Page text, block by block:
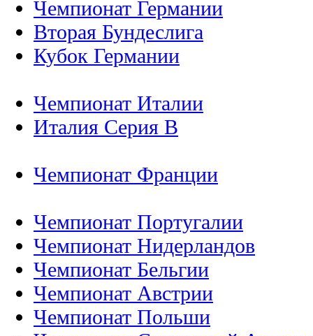
Чемпионат Германии
Вторая Бундеслига
Кубок Германии
Чемпионат Италии
Италия Серия B
Чемпионат Франции
Чемпионат Португалии
Чемпионат Нидерландов
Чемпионат Бельгии
Чемпионат Австрии
Чемпионат Польши